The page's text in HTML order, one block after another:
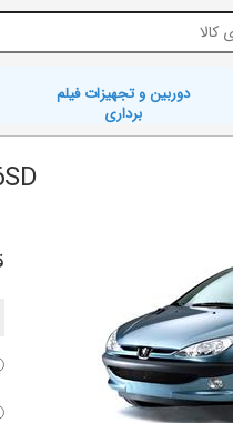
دوربین و تجهیزات فیلم
برداری